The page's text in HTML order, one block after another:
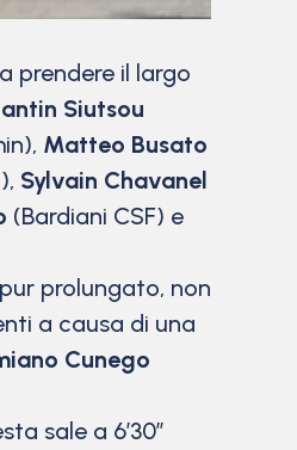
prendere il largo
Siutsou
Matteo Busato
Sylvain Chavanel
(Bardiani CSF) e
prolungato, non
a causa di una
Cunego
sale a 6’30”